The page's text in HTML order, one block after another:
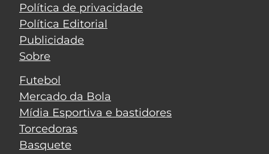
Política de privacidade
Política Editorial
Publicidade
Sobre
Futebol
Mercado da Bola
Mídia Esportiva e bastidores
Torcedoras
Basquete